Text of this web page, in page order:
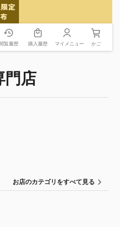
閲覧履歴 購入履歴 マイメニュー かご
門店
お店のカテゴリをすべて見る